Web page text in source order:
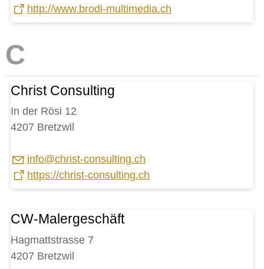
http://www.brodi-multimedia.ch
Christ Consulting
In der Rösi 12
4207 Bretzwil
nf chr st-c ns lt ng ch
https://christ-consulting.ch
CW-Malergeschäft
Hagmattstrasse 7
4207 Bretzwil